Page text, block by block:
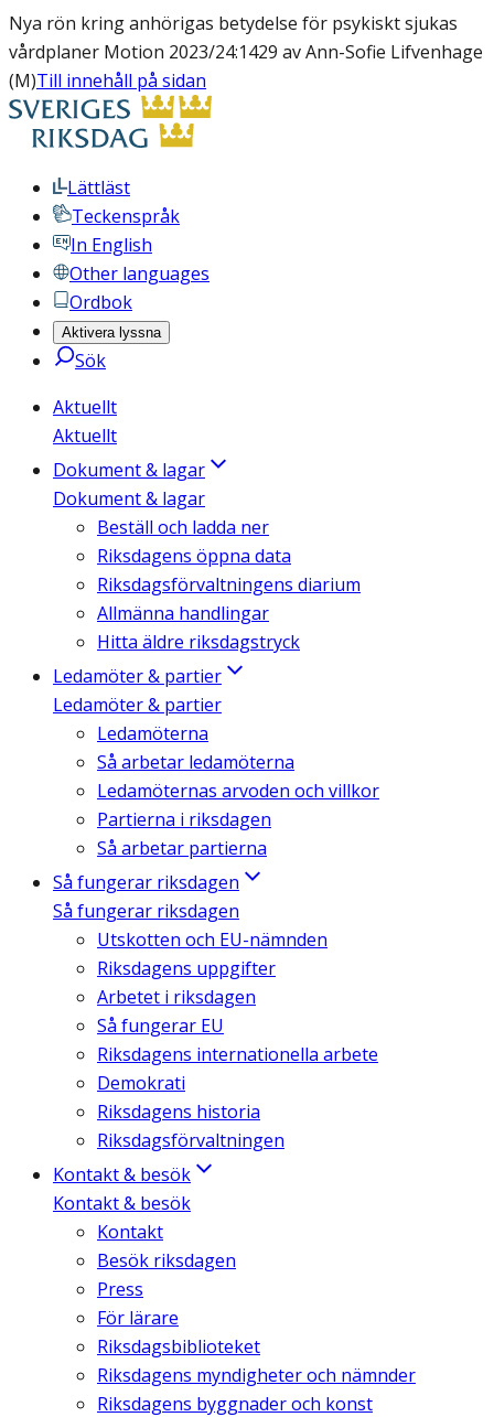
Nya rön kring anhörigas betydelse för psykiskt sjukas
vårdplaner Motion 2023/24:1429 av Ann-Sofie Lifvenhage
(M)Till innehåll på sidan
Lättläst
Teckenspråk
In English
Other languages
Ordbok
Aktivera lyssna
Sök
Aktuellt
Aktuellt
Dokument & lagar
Dokument & lagar
Beställ och ladda ner
Riksdagens öppna data
Riksdagsförvaltningens diarium
Allmänna handlingar
Hitta äldre riksdagstryck
Ledamöter & partier
Ledamöter & partier
Ledamöterna
Så arbetar ledamöterna
Ledamöternas arvoden och villkor
Partierna i riksdagen
Så arbetar partierna
Så fungerar riksdagen
Så fungerar riksdagen
Utskotten och EU-nämnden
Riksdagens uppgifter
Arbetet i riksdagen
Så fungerar EU
Riksdagens internationella arbete
Demokrati
Riksdagens historia
Riksdagsförvaltningen
Kontakt & besök
Kontakt & besök
Kontakt
Besök riksdagen
Press
För lärare
Riksdagsbiblioteket
Riksdagens myndigheter och nämnder
Riksdagens byggnader och konst